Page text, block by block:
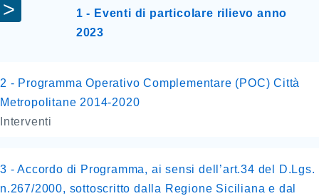
1 - Eventi di particolare rilievo anno
2023
2 - Programma Operativo Complementare (POC) Città
Metropolitane 2014-2020
Interventi
3 - Accordo di Programma, ai sensi dell’art.34 del D.Lgs.
n.267/2000, sottoscritto dalla Regione Siciliana e dal